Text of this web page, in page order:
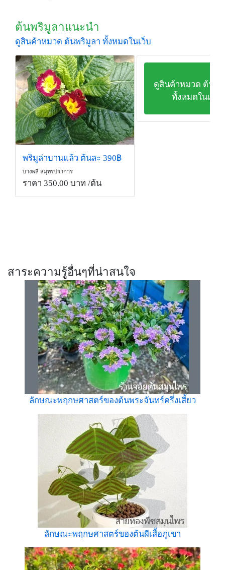
ต้นพริมูลาแนะนำ
ดูสินค้าหมวด ต้นพริมูลา ทั้งหมดในเว็บ
พริมูล่าบานแล้ว ต้นละ 390฿
บางพลี สมุทรปราการ
ราคา 350.00 บาท /ต้น
ดูสินค้าหมวด ต้นพ
ทั้งหมดในเว็บ
สาระความรู้อื่นๆที่น่าสนใจ
ลักษณะพฤกษศาสตร์ของต้นพระจันทร์ครึ่งเสี้ยว
ลักษณะพฤกษศาสตร์ของต้นผีเสื้อภูเขา